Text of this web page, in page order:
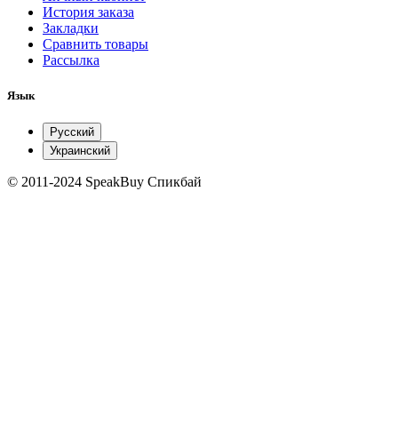
История заказа
Закладки
Сравнить товары
Рассылка
Язык
Русский
Украинский
© 2011-2024 SpeakBuy Спикбай